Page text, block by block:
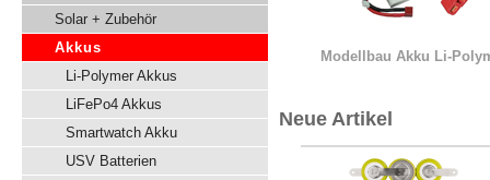
Solar + Zubehör
Akkus
Li-Polymer Akkus
LiFePo4 Akkus
Smartwatch Akku
USV Batterien
Modellbau Akku Li-
Neue Artikel